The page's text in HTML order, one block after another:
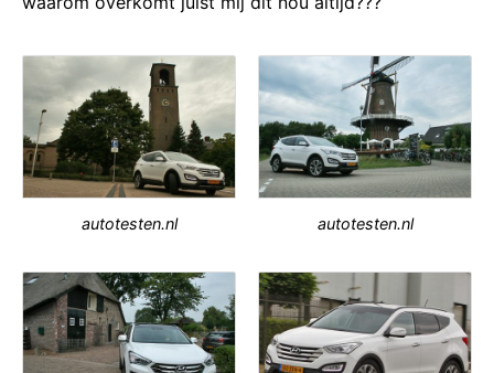
autotesten.nl autotesten.nl